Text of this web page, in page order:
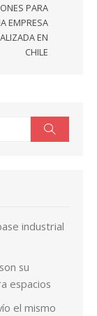
PARA
EMPRESA
EN
CHILE
industrial
su
espacios
el mismo